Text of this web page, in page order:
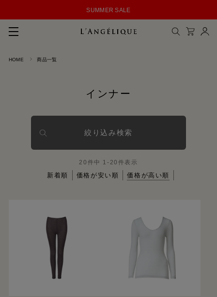
SUMMER SALE
CLOSE
HOME 商品一覧
インナー
絞り込み検索
20 件中 1 -20 件表示
新着順 価格が安い順 価格が高い順